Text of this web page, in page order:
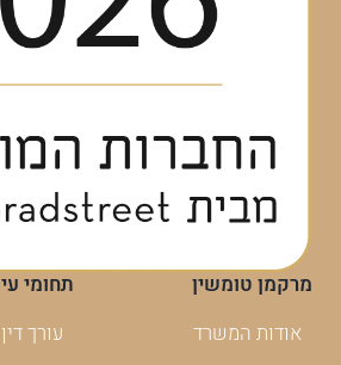
מרקמן טומשין
אודות המשרד
תחומי
עורך